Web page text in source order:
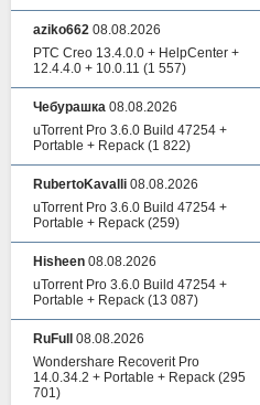
aziko662 08.08.2026
PTC Creo 13.4.0.0 + HelpCenter +
12.4.4.0 + 10.0.11 (1 557)
Чебурашка 08.08.2026
uTorrent Pro 3.6.0 Build 47254 +
Portable + Repack (1 822)
RubertoKavalli 08.08.2026
uTorrent Pro 3.6.0 Build 47254 +
Portable + Repack (259)
Hisheen 08.08.2026
uTorrent Pro 3.6.0 Build 47254 +
Portable + Repack (13 087)
RuFull
08.08.2026
Wondershare Recoverit Pro
14.0.34.2 + Portable + Repack (295
701)